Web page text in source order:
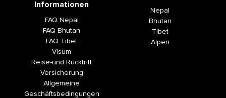
Informationen
FAQ Nepal
FAQ Bhutan
FAQ Tibet
Visum
Reise-und Rücktritt
Versicherung
Allgemeine
Geschäftsbedingungen
Nepal
Bhutan
Tibet
Alpen